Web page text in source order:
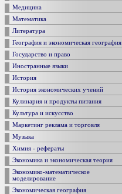
Медицина
Математика
Литература
География и экономическая география
Государство и право
Иностранные языки
История
История экономических учений
Кулинария и продукты питания
Культура и искусство
Маркетинг реклама и торговля
Музыка
Химия - рефераты
Экономика и экономическая теория
Экономико-математическое
моделирование
Экономическая география